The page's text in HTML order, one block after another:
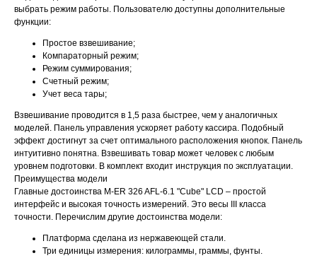
выбрать режим работы. Пользователю доступны дополнительные
функции:
Простое взвешивание;
Компараторный режим;
Режим суммирования;
Счетный режим;
Учет веса тары;
Взвешивание проводится в 1,5 раза быстрее, чем у аналогичных
моделей. Панель управления ускоряет работу кассира. Подобный
эффект достигнут за счет оптимального расположения кнопок. Панель
интуитивно понятна. Взвешивать товар может человек с любым
уровнем подготовки. В комплект входит инструкция по эксплуатации.
Преимущества модели
Главные достоинства M-ER 326 AFL-6.1 "Cube" LCD – простой
интерфейс и высокая точность измерений. Это весы III класса
точности. Перечислим другие достоинства модели:
Платформа сделана из нержавеющей стали.
Три единицы измерения: килограммы, граммы, фунты.